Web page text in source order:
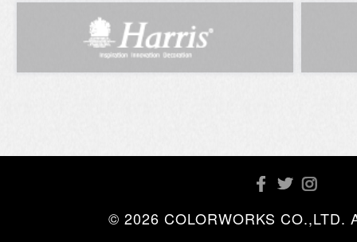
© 2026 COLORWORKS CO.,LTD.